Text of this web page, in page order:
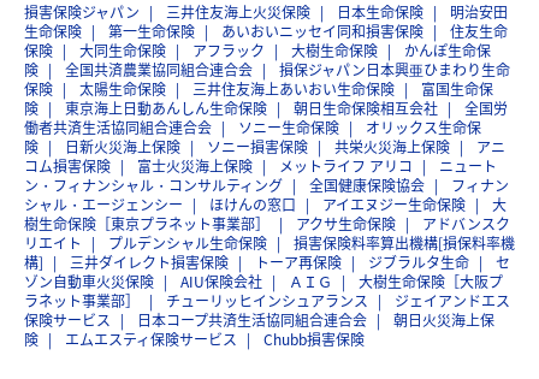
損害保険ジャパン 三井住友海上火災保険 日本生命保険
明治安田
生命保険
第一生命保険 あいおいニッセイ同和損害保険
住友生命
保険
大同生命保険 アフラック 大樹生命保険
かんぽ生命保
険
全国共済農業協同組合連合会
損保ジャパン日本興亜ひまわり生命
保険
太陽生命保険 三井住友海上あいおい生命保険
富国生命保
険
東京海上日動あんしん生命保険 朝日生命保険相互会社
全国労
働者共済生活協同組合連合会
ソニー生命保険
オリックス生命保
険
日新火災海上保険 ソニー損害保険 共栄火災海上保険
アニ
コム損害保険
富士火災海上保険 メットライフ アリコ
ニュート
ン・フィナンシャル・コンサルティング
全国健康保険協会
フィナン
シャル・エージェンシー
ほけんの窓口 アイエヌジー生命保険
大
樹生命保険［東京プラネット事業部］
アクサ生命保険
アドバンスク
リエイト
プルデンシャル生命保険
損害保険料率算出機構[損保料率機
構]
三井ダイレクト損害保険 トーア再保険 ジブラルタ生命
セ
ゾン自動車火災保険
AIU保険会社 ＡＩＧ
大樹生命保険［大阪プ
ラネット事業部］
チューリッヒインシュアランス
ジェイアンドエス
保険サービス
日本コープ共済生活協同組合連合会
朝日火災海上保
険
エムエスティ保険サービス Chubb損害保険